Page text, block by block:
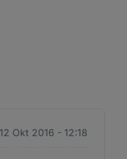
Okt 2016 - 12:18